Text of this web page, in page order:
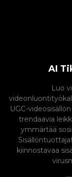
AI
Luo
UGC-
trendaavia
ymmärtää
kiinnostavaa